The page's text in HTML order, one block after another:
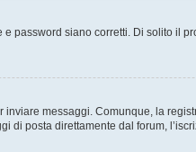
password siano corretti. Di solito il
messaggi. Comunque, la
posta direttamente dal forum,